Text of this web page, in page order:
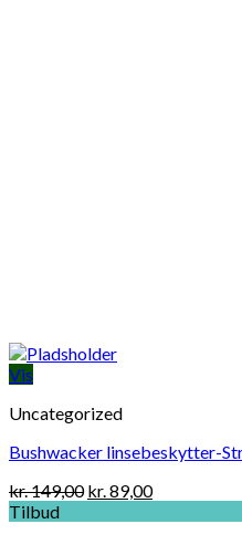
Vis
Uncategorized
Bushwacker linsebeskytter-
kr.149,00 Original
kr.89,00Current
Tilbud